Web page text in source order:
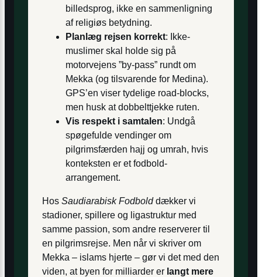
billedsprog, ikke en sammenligning
af religiøs betydning.
Planlæg rejsen korrekt: Ikke-
muslimer skal holde sig på
motorvejens ”by-pass” rundt om
Mekka (og tilsvarende for Medina).
GPS’en viser tydelige road-blocks,
men husk at dobbelttjekke ruten.
Vis respekt i samtalen: Undgå
spøgefulde vendinger om
pilgrimsfærden hajj og umrah, hvis
konteksten er et fodbold-
arrangement.
Hos Saudiarabisk Fodbolddækker vi
stadioner, spillere og ligastruktur med
samme passion, som andre reserverer til
en pilgrimsrejse. Men når vi skriver om
Mekka – islams hjerte – gør vi det med den
viden, at byen for milliarder er langt mere